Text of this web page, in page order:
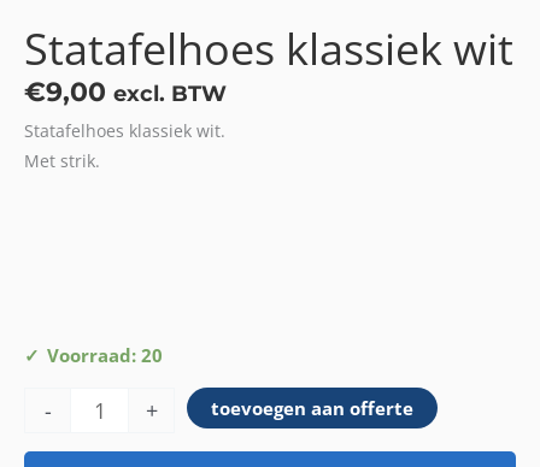
Statafelhoes klassiek wit
€9,00 excl. BTW
Statafelhoes klassiek wit.
Met strik.
Voorraad: 20
-
Statafelhoes
wit
+ toevoegen aan offerte